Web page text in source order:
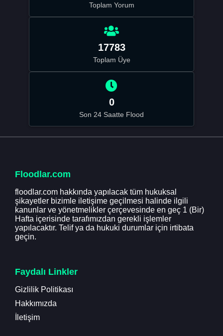
Toplam Yorum
17783
Toplam Üye
0
Son 24 Saatte Flood
Floodlar.com
floodlar.com hakkında yapılacak tüm hukuksal
şikayetler bizimle iletişime geçilmesi halinde ilgili
kanunlar ve yönetmelikler çerçevesinde en geç 1 (Bir)
Hafta içerisinde tarafımızdan gerekli işlemler
yapılacaktır. Telif ya da hukuki durumlar için irtibata
geçin.
Faydalı Linkler
Gizlilik Politikası
Hakkımızda
İletişim